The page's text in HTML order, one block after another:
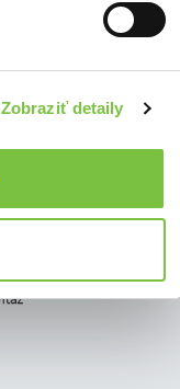
Zobraziť detaily